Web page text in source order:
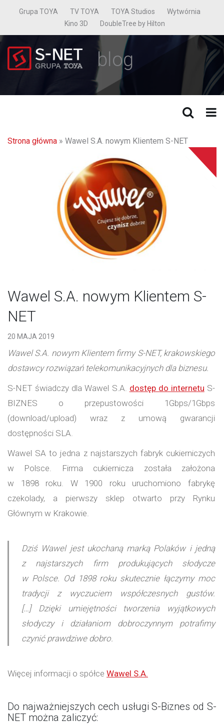
Grupa TOYA TV TOYA TOYA Studios
Wytwórnia
Kino 3D
DoubleTree by Hilton
blog
Strona główna » Wawel S.A. nowym Klientem S-NET
Wawel S.A. nowym Klientem S-
NET
20 MAJA 2019
Wawel S.A. nowym Klientem firmy S-NET, krakowskiego
dostawcy rozwiązań telekomunikacyjnych dla biznesu.
S-NET świadczy dla Wawel S.A. dostęp do internetu S-
BIZNES o przepustowości 1Gbps/1Gbps
(download/upload) wraz z umową gwarancji
dostępności SLA.
Wawel SA to jedna z najstarszych fabryk cukierniczych
w Polsce. Firma cukiernicza została założona
w 1898 roku. W 1900 roku uruchomiono fabrykę
czekolady, a pierwszy sklep otwarto przy Rynku
Głównym w Krakowie.
Dziś Wawel jest ukochaną marką Polaków i jedną
z najstarszych firm produkujących słodycze
w Polsce. Od 1898 roku skutecznie łączymy moc
tradycji z wyczuciem współczesnych gustów.
[…] Dzięki umiejętności tworzenia wyjątkowych
słodyczy i działaniom dobroczynnym potrafimy
czynić prawdziwe dobro.
Więcej informacji o spółce Wawel S.A.
Do najważniejszych cech usługi S-Biznes od S-
NET można zaliczyć: